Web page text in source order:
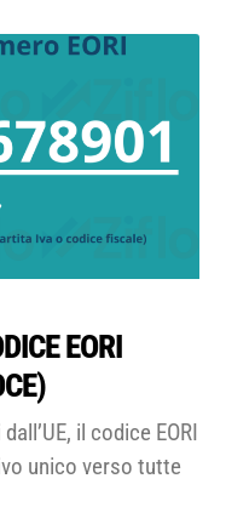
EORI
il codice EORI
unico verso tutte